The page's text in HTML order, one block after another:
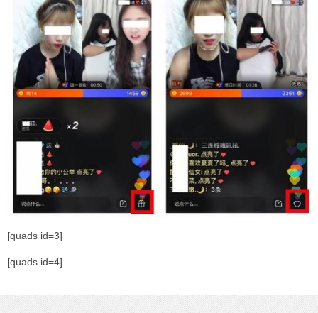
[quads id=3]
[quads id=4]